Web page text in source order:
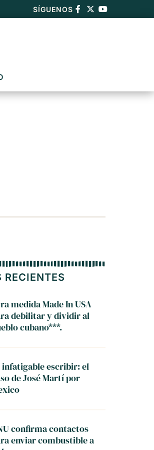
SÍGUENOS
RECIENTES
medida Made In USA
debilitar y dividir al
cubano***.
infatigable escribir: el
de José Martí por
confirma contactos
enviar combustible a